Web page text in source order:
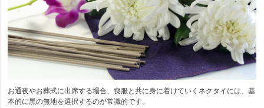
お通夜やお葬式に出席する場合、喪服と共に身に着けていくネクタイには、基
本的に黒の無地を選択するのが常識的です。